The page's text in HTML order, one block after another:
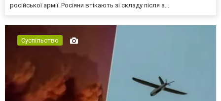
російської армії. Росіяни втікають зі складу після а...
Суспільство